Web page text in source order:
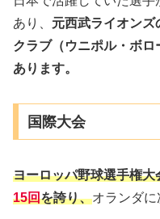
あり、 元西武ライオンズ
クラブ（ウニポル・ボ
あります。
国際大会
ヨーロッパ野球選手権大
15回を誇り、オランダに